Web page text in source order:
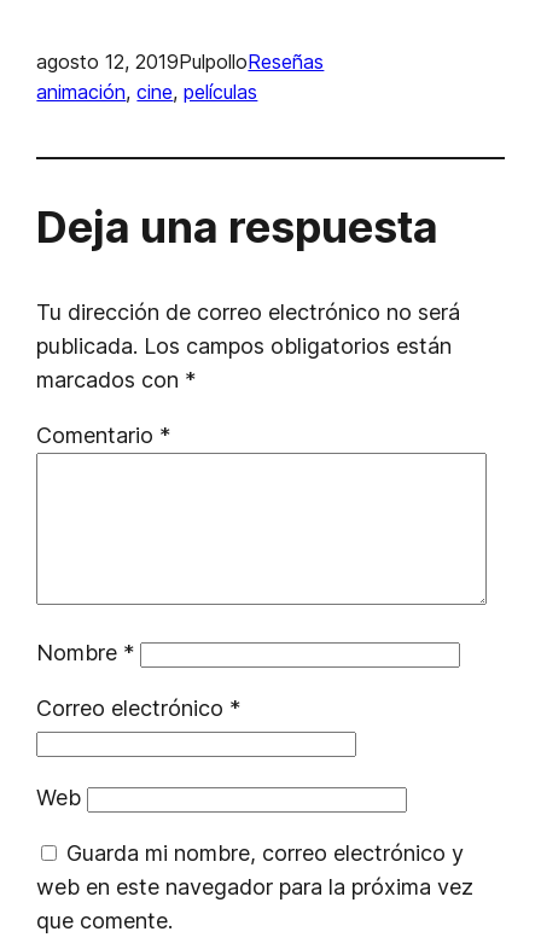
agosto 12, 2019PulpolloReseñas
animación, cine, películas
Deja una respuesta
Tu dirección de correo electrónico no será
publicada. Los campos obligatorios están
marcados con *
Comentario *
Nombre *
Correo electrónico *
Web
Guarda mi nombre, correo electrónico y
web en este navegador para la próxima vez
que comente.